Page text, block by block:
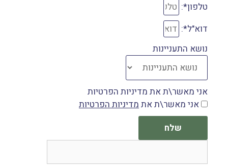
טלפון*:
דוא"ל*:
נושא התעניינות
אני מאשר\ת את מדיניות הפרטיות
אני מאשר\ת אתמדיניות הפרטיות
שלח